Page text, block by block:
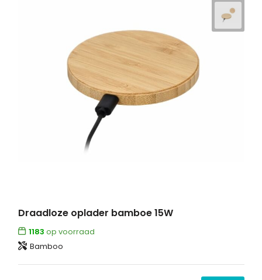
Draadloze oplader bamboe 15W
1183 op voorraad
Bamboo